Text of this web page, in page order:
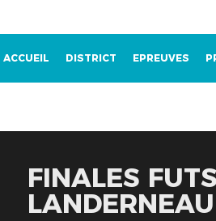
ACCUEIL DISTRICT EPREUVES
FINALES
LANDERNEAU